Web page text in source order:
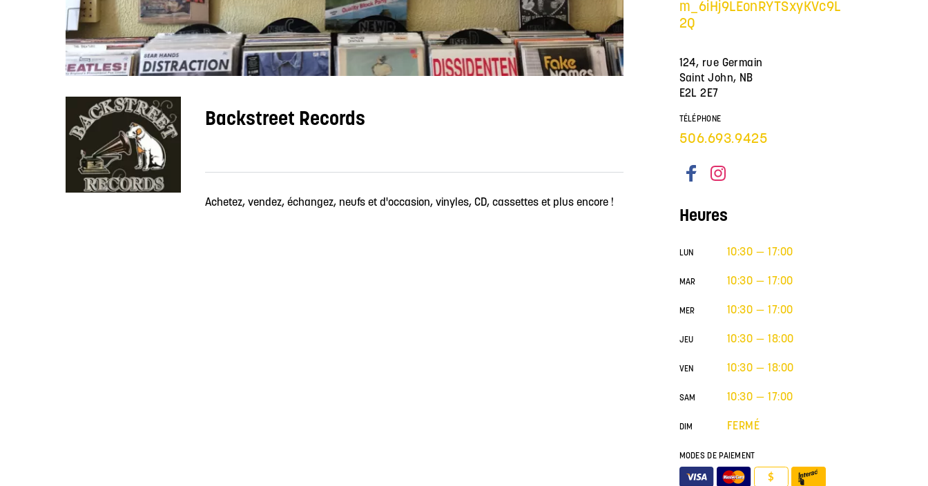
Backstreet Records
Achetez, vendez, échangez, neufs et d'occasion, vinyles, CD, cassettes et plus encore !
m_6iHj9LEonRYTSxyKVc9L
2Q
124, rue Germain
Saint John, NB
E2L 2E7
TÉLÉPHONE
506.693.9425
Heures
LUN 10:30 — 17:00
MAR 10:30 — 17:00
MER 10:30 — 17:00
JEU 10:30 — 18:00
VEN 10:30 — 18:00
SAM 10:30 — 17:00
DIM FERMÉ
MODES DE PAIEMENT
$